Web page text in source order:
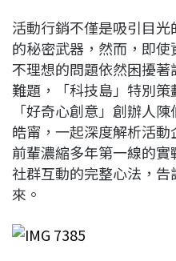
b
o
o
k
a
d
s
e
d
I
n
i
活動行銷不僅是吸引目光
的秘密武器，然而，即
不理想的問題依然困擾
難題，「科技島」特別策
「好奇心創意」創辦人
皓甯，一起深度解析活
前輩濃縮多年第一線的
社群互動的完整心法，
來。